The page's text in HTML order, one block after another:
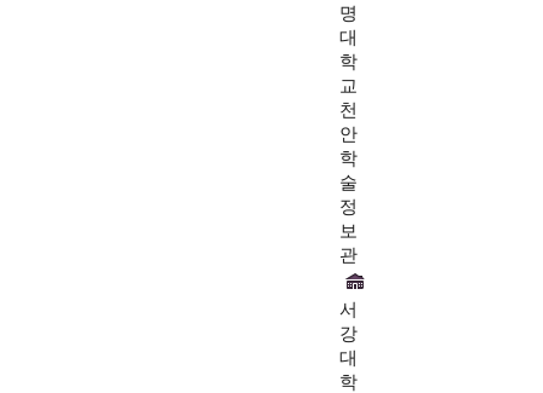
명
대
학
교
천
안
학
술
정
보
관
서
강
대
학